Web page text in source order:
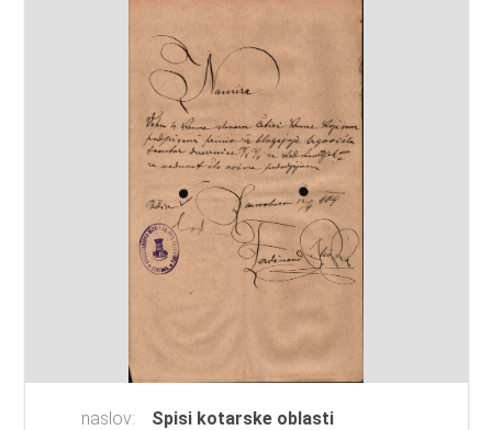
naslov:
Spisi kotarske oblasti